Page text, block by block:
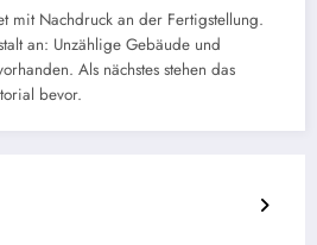
mit Nachdruck an der Fertigstellung.
an: Unzählige Gebäude und
Als nächstes stehen das
bevor.